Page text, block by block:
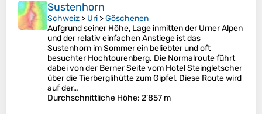
Sustenhorn
Schweiz > Uri >Göschenen
Aufgrund seiner Höhe, Lage inmitten der Urner Alpen
und der relativ einfachen Anstiege ist das
Sustenhorn im Sommer ein beliebter und oft
besuchter Hochtourenberg. Die Normalroute führt
dabei von der Berner Seite vom Hotel Steingletscher
über die Tierberglihütte zum Gipfel. Diese Route wird
auf der…
Durchschnittliche Höhe: 2’857 m